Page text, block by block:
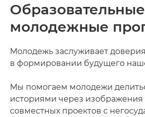
молодежные
Молодежь заслуживает
в формировании будущего
Мы помогаем молодежи
историями через изображения
совместных проектов с